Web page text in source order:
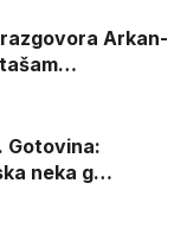
Arkan-
neka g…